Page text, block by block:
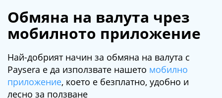
Обмяна на валута чрез
мобилното приложение
Най-добрият начин за обмяна на валута с
Paysera е да използвате нашето мобилно
приложение, което е безплатно, удобно и
лесно за ползване